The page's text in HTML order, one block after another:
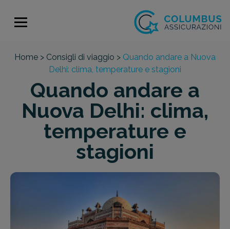
Home > Consigli di viaggio > Quando andare a Nuova
Delhi: clima, temperature e stagioni
Quando andare a
Nuova Delhi: clima,
temperature e
stagioni